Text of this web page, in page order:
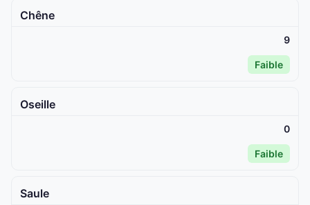
Chêne
9
Faible
Oseille
0
Faible
Saule